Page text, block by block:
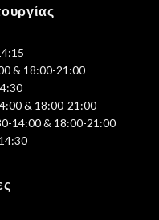
& 18:00-21:00
& 18:00-21:00
14:00 & 18:00-21:00